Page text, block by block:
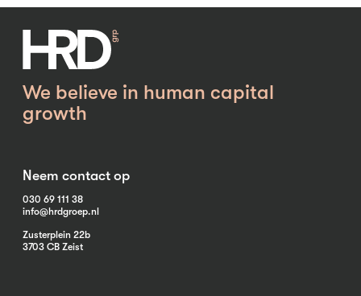
We believe in human capital
growth
Neem contact op
030 69 111 38
info@hrdgroep.nl
Zusterplein 22b
3703 CB Zeist